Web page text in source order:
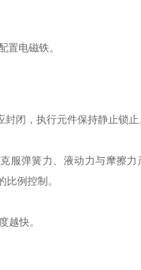
置电磁铁。
闭，执行元件保持静止锁止
服弹簧力、液动力与摩擦力
比例控制 。
越快。